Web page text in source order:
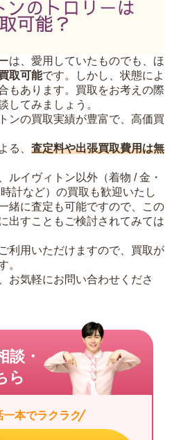
は、愛用していたものでも、ほ
取可能です。しかし、状態によ
もあります。買取をお考えの際
してみましょう。
ンの買取実績が豊富で、高価買
る、 査定料や出張買取費用は無
ルイヴィトン以外（着物 / 金・
計など）の買取も歓迎いたし
緒に査定も可能ですので、この
出すこともご検討されてみては
利用いただけますので、買取が
。
お気軽にお問い合わせくださ
談・
ら
一本でラクラク